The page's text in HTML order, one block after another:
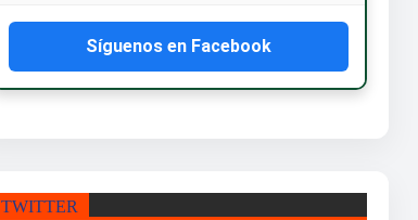
Síguenos en Facebook
TWITTER